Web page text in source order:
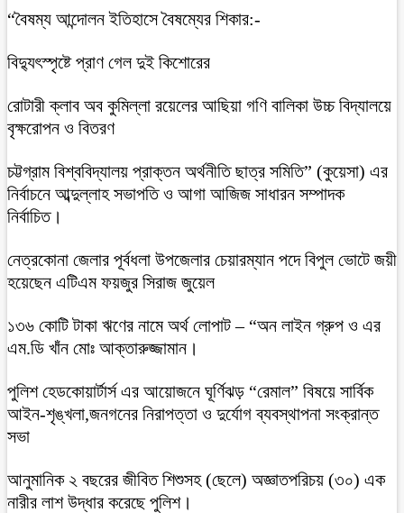
“বৈষম্য আন্দোলন ইতিহাসে বৈষম্যের শিকার:-
বিদ্যুৎস্পৃষ্টে প্রাণ গেল দুই কিশোরের
রোটারী ক্লাব অব কুমিল্লা রয়েলের আছিয়া গণি বালিকা উচ্চ বিদ্যালয়ে
বৃক্ষরোপন ও বিতরণ
চট্টগ্রাম বিশ্ববিদ্যালয় প্রাক্তন অর্থনীতি ছাত্র সমিতি” (কুয়েসা) এর
নির্বাচনে আব্দুল্লাহ সভাপতি ও আগা আজিজ সাধারন সম্পাদক
নির্বাচিত।
নেত্রকোনা জেলার পূর্বধলা উপজেলার চেয়ারম্যান পদে বিপুল ভোটে জয়ী
হয়েছেন এটিএম ফয়জুর সিরাজ জুয়েল
১৩৬ কোটি টাকা ঋণের নামে অর্থ লোপাট – “অন লাইন গ্রুপ ও এর
এম.ডি খাঁন মোঃ আক্তারুজ্জামান।
পুলিশ হেডকোয়ার্টার্স এর আয়োজনে ঘূর্ণিঝড় “রেমাল” বিষয়ে সার্বিক
আইন-শৃঙ্খলা,জনগনের নিরাপত্তা ও দুর্যোগ ব্যবস্থাপনা সংক্রান্ত
সভা
আনুমানিক ২ বছরের জীবিত শিশুসহ (ছেলে) অজ্ঞাতপরিচয় (৩০) এক
নারীর লাশ উদ্ধার করেছে পুলিশ।